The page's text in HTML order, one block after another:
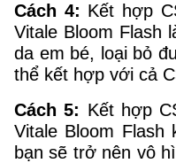
Cách 4: Kết hợp
Vitale Bloom Flash
da em bé, loại bỏ
thể kết hợp với cả
Cách 5: Kết hợp
Vitale Bloom Flash
bạn sẽ trở nên vô